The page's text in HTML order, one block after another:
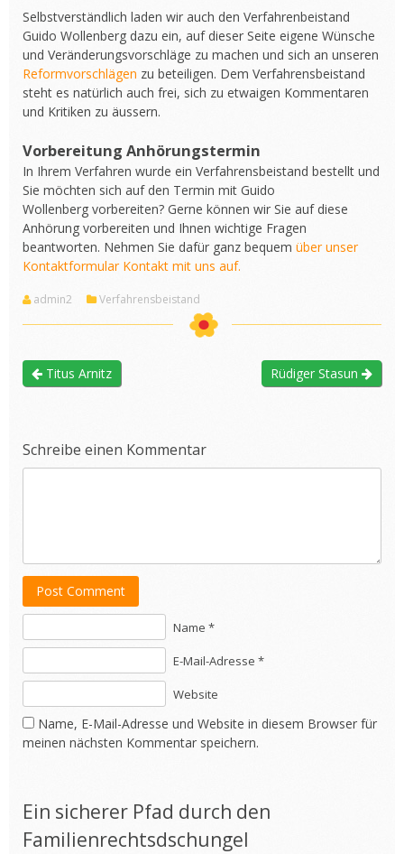
Selbstverständlich laden wir auch den Verfahrenbeistand
Guido Wollenberg dazu ein, auf dieser Seite eigene Wünsche
und Veränderungsvorschläge zu machen und sich an unseren
Reformvorschlägen zu beteiligen. Dem Verfahrensbeistand
steht es natürlich auch frei, sich zu etwaigen Kommentaren
und Kritiken zu äussern.
Vorbereitung Anhörungstermin
In Ihrem Verfahren wurde ein Verfahrensbeistand bestellt und
Sie möchten sich auf den Termin mit Guido
Wollenberg vorbereiten? Gerne können wir Sie auf diese
Anhörung vorbereiten und Ihnen wichtige Fragen
beantworten. Nehmen Sie dafür ganz bequem über unser
Kontaktformular Kontakt mit uns auf.
admin2 Verfahrensbeistand
Titus Arnitz Rüdiger Stasun
Schreibe einen Kommentar
Post Comment
Name *
E-Mail-Adresse *
Website
Name, E-Mail-Adresse und Website in diesem Browser für
meinen nächsten Kommentar speichern.
Ein sicherer Pfad durch den
Familienrechtsdschungel